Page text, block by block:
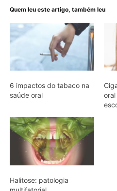
Quem leu este artigo, também leu
6 impactos do tabaco na
saúde oral
Halitose: patologia